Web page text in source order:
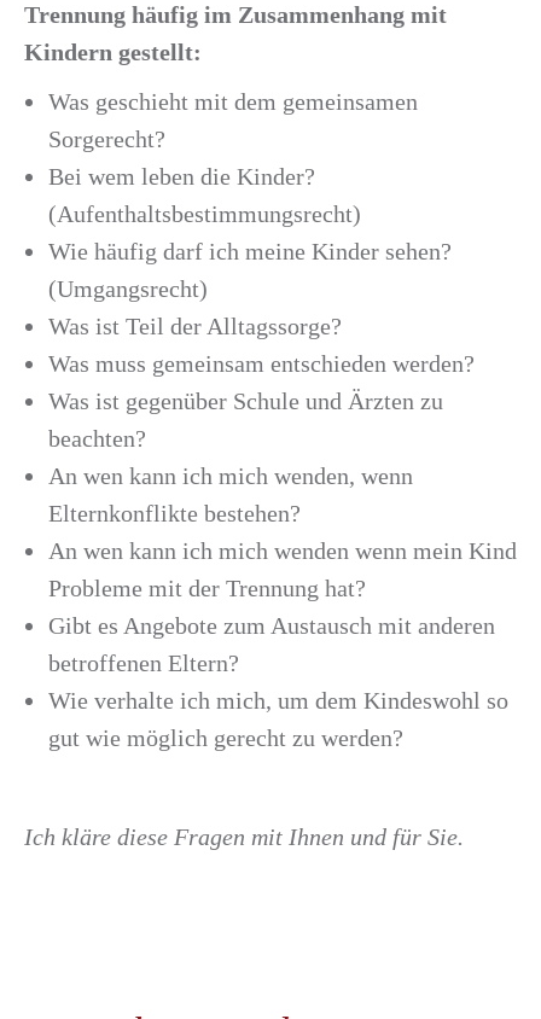
Trennung häufig im Zusammenhang mit
Kindern gestellt:
Was geschieht mit dem gemeinsamen
Sorgerecht?
Bei wem leben die Kinder?
(Aufenthaltsbestimmungsrecht)
Wie häufig darf ich meine Kinder sehen?
(Umgangsrecht)
Was ist Teil der Alltagssorge?
Was muss gemeinsam entschieden werden?
Was ist gegenüber Schule und Ärzten zu
beachten?
An wen kann ich mich wenden, wenn
Elternkonflikte bestehen?
An wen kann ich mich wenden wenn mein Kind
Probleme mit der Trennung hat?
Gibt es Angebote zum Austausch mit anderen
betroffenen Eltern?
Wie verhalte ich mich, um dem Kindeswohl so
gut wie möglich gerecht zu werden?
Ich kläre diese Fragen mit Ihnen und für Sie.